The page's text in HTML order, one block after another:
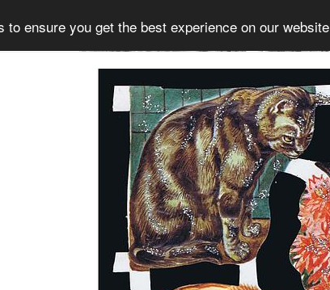
to ensure you get the best experience on our website
Sammlung